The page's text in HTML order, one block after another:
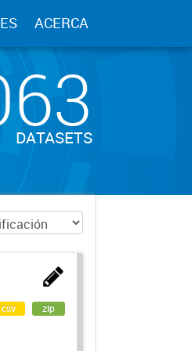
ACERCA
DATASETS
csv zip